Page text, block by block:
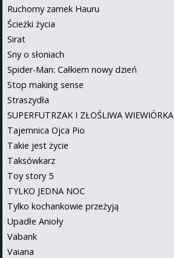
Ruchomy zamek Hauru
Ścieżki życia
Sirat
Sny o słoniach
Spider-Man: Całkiem nowy dzień
Stop making sense
Straszydła
SUPERFUTRZAK I ZŁOŚLIWA WIEWIÓRKA
Tajemnica Ojca Pio
Takie jest życie
Taksówkarz
Toy story 5
TYLKO JEDNA NOC
Tylko kochankowie przeżyją
Upadłe Anioły
Vabank
Vaiana